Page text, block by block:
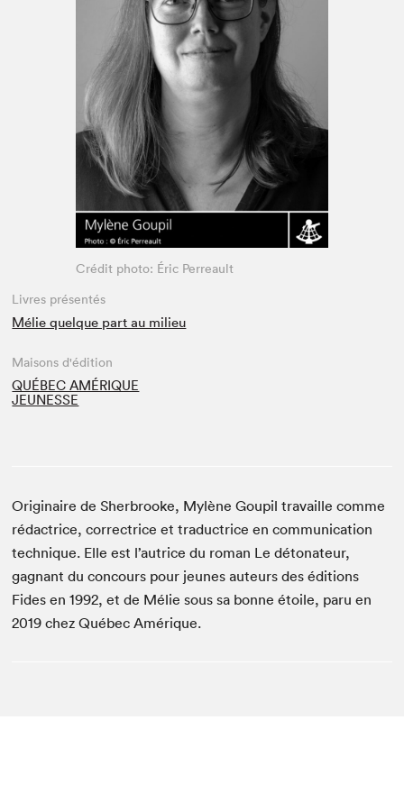
Espace médias
Crédit photo: Éric Perreault
Livres présentés
Mélie quelque part au milieu
Maisons d'édition
QUÉBEC AMÉRIQUE
JEUNESSE
Originaire de Sherbrooke, Mylène Goupil travaille comme
rédactrice, correctrice et traductrice en communication
technique. Elle est l’autrice du roman Le détonateur,
gagnant du concours pour jeunes auteurs des éditions
Fides en 1992, et de Mélie sous sa bonne étoile, paru en
2019 chez Québec Amérique.